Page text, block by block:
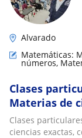
Alvarado
Matemáticas:
números,
Clases
Materias de
(ofimática),
Clases
ciencias exactas,